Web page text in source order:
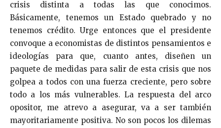
crisis distinta a todas las que conocimos.
Básicamente, tenemos un Estado quebrado y no
tenemos crédito. Urge entonces que el presidente
convoque a economistas de distintos pensamientos e
ideologías para que, cuanto antes, diseñen un
paquete de medidas para salir de esta crisis que nos
golpea a todos con una fuerza creciente, pero sobre
todo a los más vulnerables. La respuesta del arco
opositor, me atrevo a asegurar, va a ser también
mayoritariamente positiva. No son pocos los dilemas